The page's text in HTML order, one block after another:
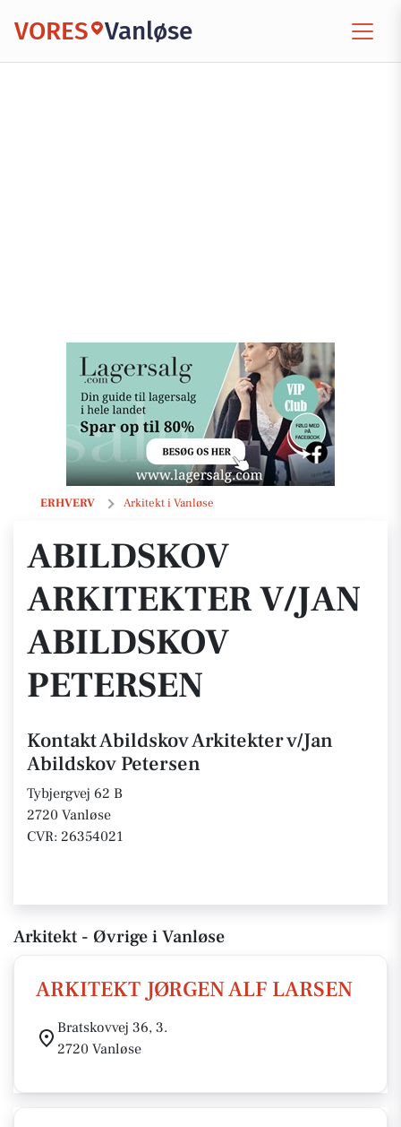
VORES Vanløse
ERHVERV Arkitekt i Vanløse
Abildskov Arkitekter v/Jan Abildskov Petersen
ABILDSKOV
ARKITEKTER V/JAN
ABILDSKOV
PETERSEN
Kontakt Abildskov Arkitekter v/Jan
Abildskov Petersen
Tybjergvej 62 B
2720 Vanløse
CVR: 26354021
Arkitekt - Øvrige i Vanløse
ARKITEKT JØRGEN ALF LARSEN
Bratskovvej 36, 3.
2720 Vanløse